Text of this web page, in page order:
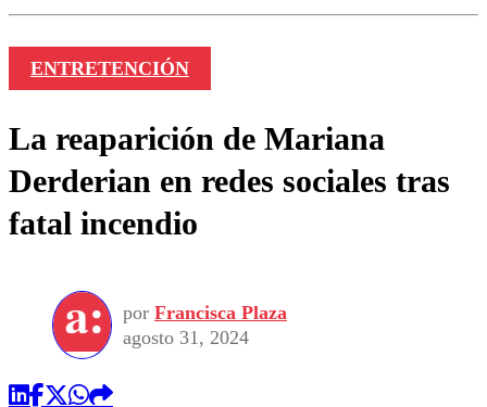
ENTRETENCIÓN
La reaparición de Mariana
Derderian en redes sociales tras
fatal incendio
por Francisca Plaza
agosto 31, 2024